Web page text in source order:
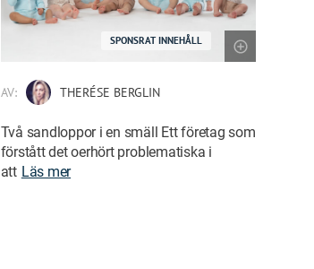
SPONSRAT INNEHÅLL
AV: THERÉSE BERGLIN
Två sandloppor i en smäll Ett företag som
förstått det oerhört problematiska i
att Läs mer